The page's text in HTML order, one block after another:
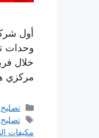
أول
وحدات
خلال
مركزي
مكيفات